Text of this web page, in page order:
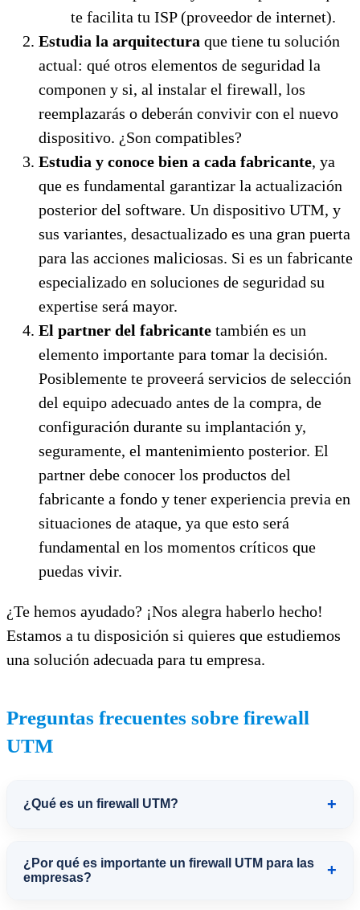
te facilita tu ISP (proveedor de internet).
Estudia la arquitectura que tiene tu solución
actual: qué otros elementos de seguridad la
componen y si, al instalar el firewall, los
reemplazarás o deberán convivir con el nuevo
dispositivo. ¿Son compatibles?
Estudia y conoce bien a cada fabricante, ya
que es fundamental garantizar la actualización
posterior del software. Un dispositivo UTM, y
sus variantes, desactualizado es una gran puerta
para las acciones maliciosas. Si es un fabricante
especializado en soluciones de seguridad su
expertise será mayor.
El partner del fabricante también es un
elemento importante para tomar la decisión.
Posiblemente te proveerá servicios de selección
del equipo adecuado antes de la compra, de
configuración durante su implantación y,
seguramente, el mantenimiento posterior. El
partner debe conocer los productos del
fabricante a fondo y tener experiencia previa en
situaciones de ataque, ya que esto será
fundamental en los momentos críticos que
puedas vivir.
¿Te hemos ayudado? ¡Nos alegra haberlo hecho!
Estamos a tu disposición si quieres que estudiemos
una solución adecuada para tu empresa.
Preguntas frecuentes sobre firewall
UTM
¿Qué es un firewall UTM? +
Un firewall UTM (Unified Threat
Management) es una solución de
¿Por qué es importante un firewall UTM para las
empresas?
+